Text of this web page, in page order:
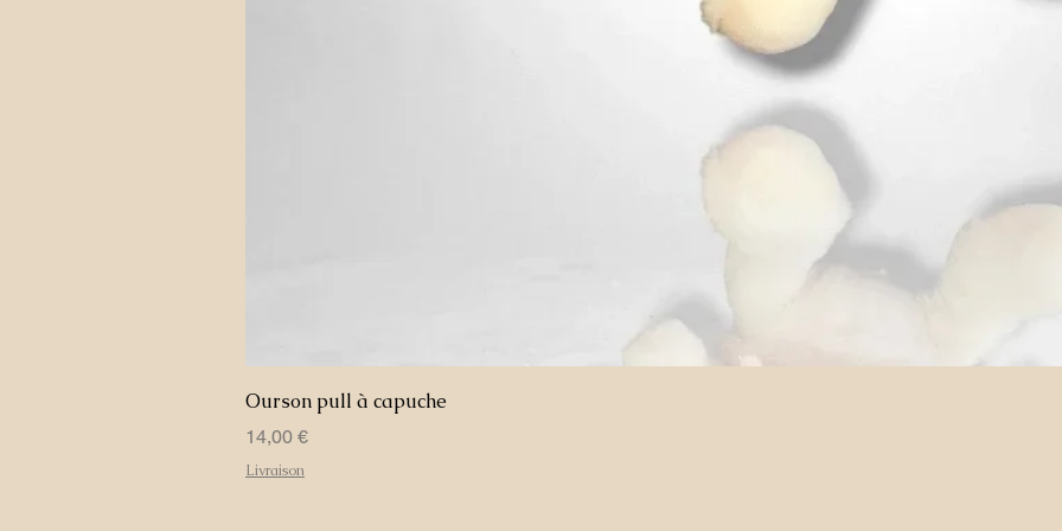
Ourson pull à capuche
Prix
14,00 €
Livraison